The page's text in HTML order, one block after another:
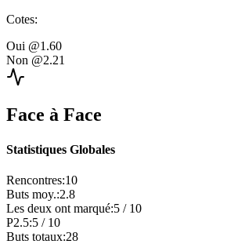
Cotes:
Oui @1.60
Non @2.21
Face à Face
Statistiques Globales
Rencontres:10
Buts moy.:2.8
Les deux ont marqué:5 / 10
P2.5:5 / 10
Buts totaux:28